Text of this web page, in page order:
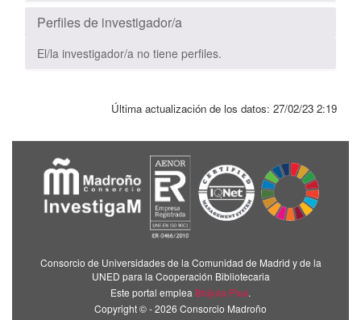
Perfiles de investigador/a
El/la investigador/a no tiene perfiles.
Última actualización de los datos: 27/02/23 2:19
Consorcio de Universidades de la Comunidad de Madrid y de la
UNED para la Cooperación Bibliotecaria
Este portal emplea Brújula Plus.
Copyright © - 2026 Consorcio Madroño